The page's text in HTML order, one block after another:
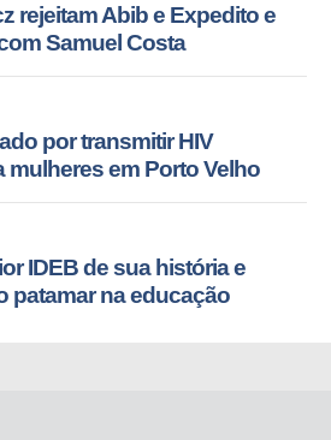
rejeitam Abib e Expedito e
Samuel Costa
por transmitir HIV
mulheres em Porto Velho
IDEB de sua história e
patamar na educação